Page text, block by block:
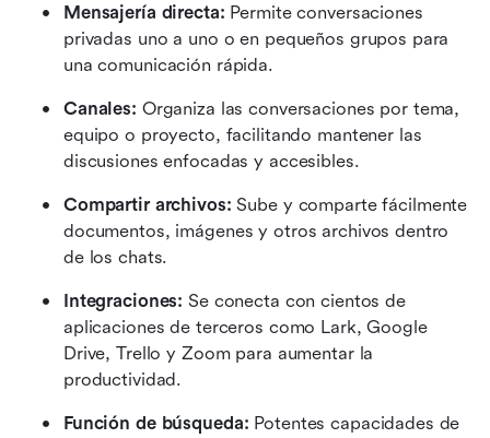
Mensajería directa: Permite conversaciones
privadas uno a uno o en pequeños grupos para
una comunicación rápida.
Canales: Organiza las conversaciones por tema,
equipo o proyecto, facilitando mantener las
discusiones enfocadas y accesibles.
Compartir archivos: Sube y comparte fácilmente
documentos, imágenes y otros archivos dentro
de los chats.
Integraciones: Se conecta con cientos de
aplicaciones de terceros como Lark, Google
Drive, Trello y Zoom para aumentar la
productividad.
Función de búsqueda: Potentes capacidades de